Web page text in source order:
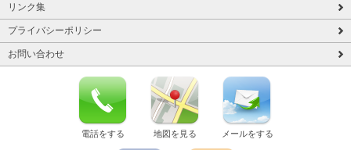
リンク集
プライバシーポリシー
お問い合わせ
電話をする 地図を見る メールをする